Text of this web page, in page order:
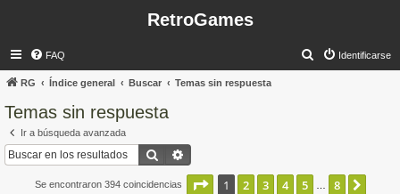
RetroGames
FAQ Identificarse
RG Índice general Buscar Temas sin respuesta
Temas sin respuesta
Ir a búsqueda avanzada
Buscar
Se encontraron 394 coincidencias Página de
1 2 3 4 5 8